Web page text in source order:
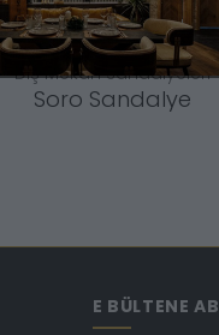
Dış Mekan Sandalyeleri
Soro Sandalye
E BÜLTENE